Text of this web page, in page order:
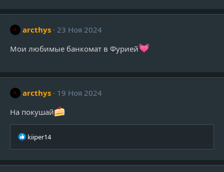
arcthys 23 Ноя 2024
Мои любимые банкомат в Фурией
arcthys
19 Ноя 2024
На покушай
Р
к
kiiper14